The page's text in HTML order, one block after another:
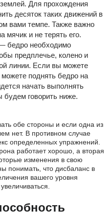
Для прохождения
десяток таких движений в
вами темпе. Также важно
мячик и не терять его.
бедро необходимо
предплечье, колено и
линии. Если вы можете
поднять бедро на
начать выполнять
говорить ниже.
обе стороны и если одна из
нет. В противном случае
определенных упражнений.
работает хорошо, а вторая
изменения в свою
понимать, что дисбаланс в
вашего уровня